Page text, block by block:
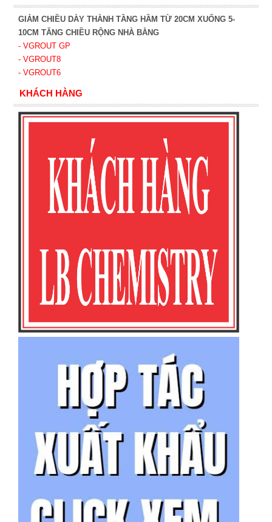
GIẢM CHIỀU DÀY THÀNH TẦNG HẦM TỪ 20CM XUỐNG 5-
10CM TĂNG CHIỀU RỘNG NHÀ BẰNG
- VGROUT GP
- VGROUT8
- VGROUT6
KHÁCH HÀNG